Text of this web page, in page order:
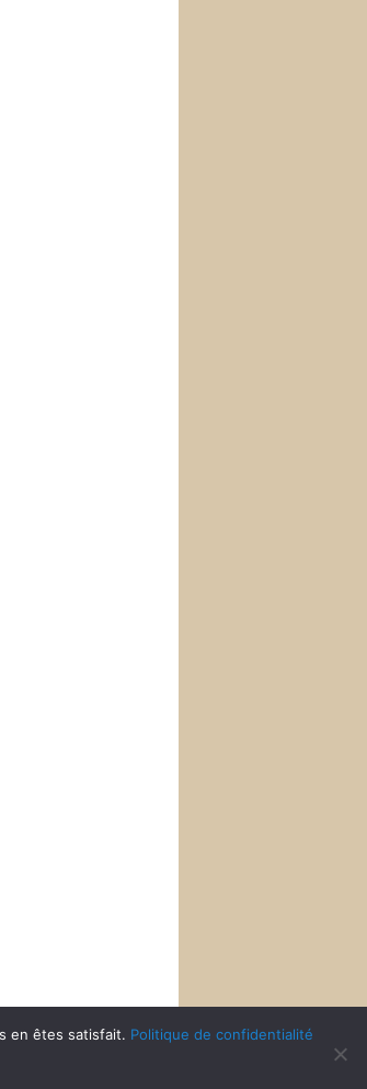
en êtes satisfait. Politique de confidentialité